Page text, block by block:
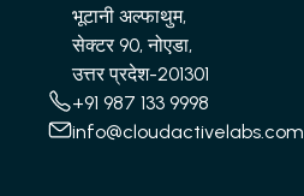
भूटानी अल्फाथुम,
सेक्टर 90, नोएडा,
उत्तर प्रदेश-201301
+91 987 133 9998
info@cloudactivelabs.com